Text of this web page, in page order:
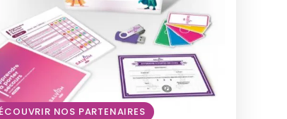
NOS PARTENAIRES